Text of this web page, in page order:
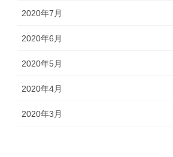
2020年7月
2020年6月
2020年5月
2020年4月
2020年3月